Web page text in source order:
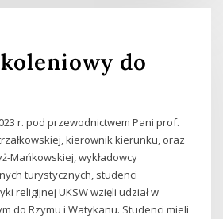
do
r. pod przewodnictwem Pani prof.
kierownik kierunku, oraz
Mańkowskiej, wykładowcy
turystycznych, studenci
religijnej UKSW wzięli udział w
do Rzymu i Watykanu. Studenci mieli